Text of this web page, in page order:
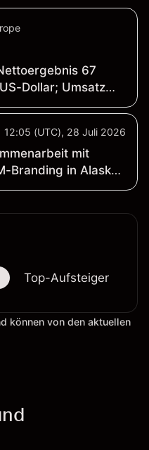
67
Dollar; Umsatz
Dollar stabil
12:05 (UTC), 28 Juli 2026
mit
Branding in Alaska-
Top-Aufsteiger
können von den aktuellen